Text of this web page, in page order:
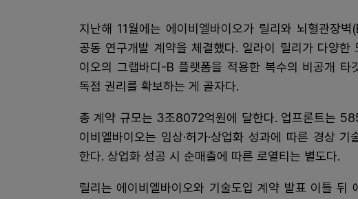
지난해 11월에는 에이비엘바이오가 릴리와 뇌혈관장
공동 연구개발 계약을 체결했다. 일라이 릴리가 다양
이오의 그랩바디-B 플랫폼을 적용한 복수의 비공개 타
독점 권리를 확보하는 게 골자다.
총 계약 규모는 3조8072억원에 달한다. 업프론트는
이비엘바이오는 임상·허가·상업화 성과에 따른 경상
한다. 상업화 성공 시 순매출에 따른 로열티는 별도다.
릴리는 에이비엘바이오와 기술도입 계약 발표 이틀 뒤